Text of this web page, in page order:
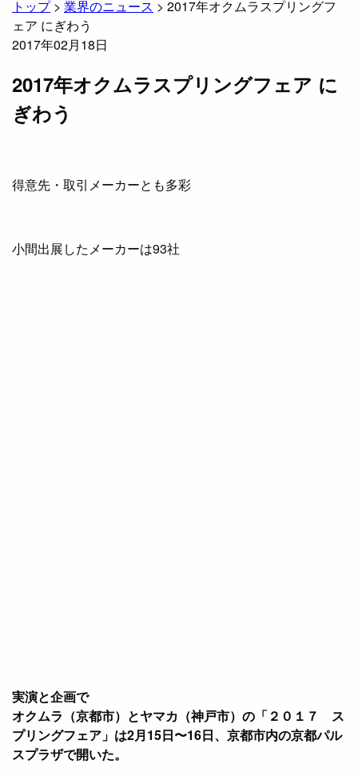
トップ> 業界のニュース > 2017年オクムラスプリングフ
ェア にぎわう
2017年02月18日
2017年オクムラスプリングフェア に
ぎわう
得意先・取引メーカーとも多彩
小間出展したメーカーは93社
実演と企画で
オクムラ（京都市）とヤマカ（神戸市）の「２０１７ ス
プリングフェア」は2月15日〜16日、京都市内の京都パル
スプラザで開いた。